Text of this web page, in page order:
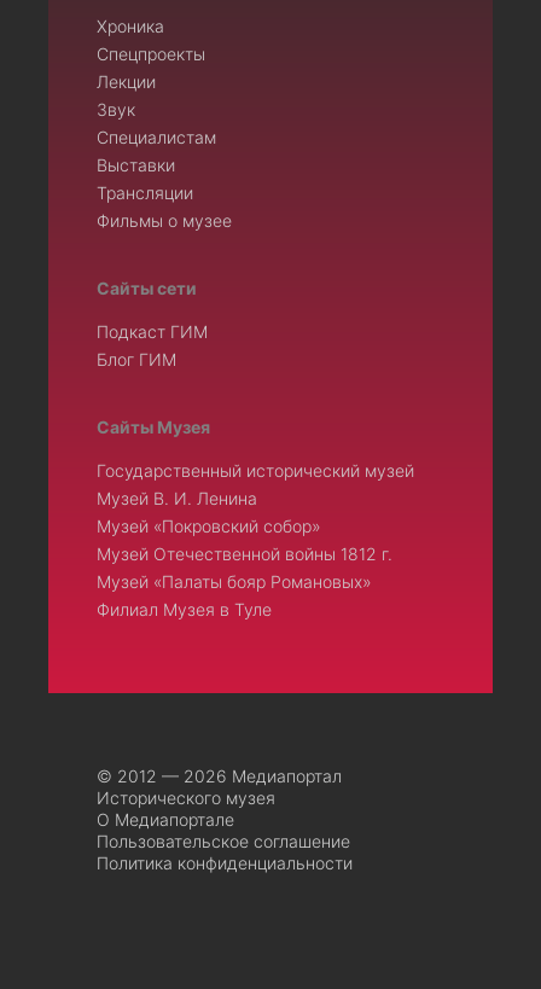
Хроника
Спецпроекты
Лекции
Звук
Специалистам
Выставки
Трансляции
Фильмы о музее
Сайты сети
Подкаст ГИМ
Блог ГИМ
Сайты Музея
Государственный исторический музей
Музей В. И. Ленина
Музей «Покровский собор»
Музей Отечественной войны 1812 г.
Музей «Палаты бояр Романовых»
Филиал Музея в Туле
© 2012 — 2026 Медиапортал
Исторического музея
О Медиапортале
Пользовательское соглашение
Политика конфиденциальности